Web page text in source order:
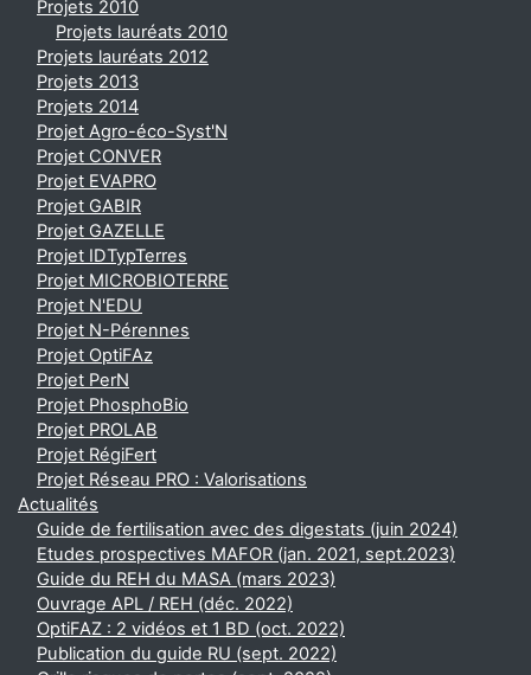
Projets 2010
Projets lauréats 2010
Projets lauréats 2012
Projets 2013
Projets 2014
Projet Agro-éco-Syst'N
Projet CONVER
Projet EVAPRO
Projet GABIR
Projet GAZELLE
Projet IDTypTerres
Projet MICROBIOTERRE
Projet N'EDU
Projet N-Pérennes
Projet OptiFAz
Projet PerN
Projet PhosphoBio
Projet PROLAB
Projet RégiFert
Projet Réseau PRO : Valorisations
Actualités
Guide de fertilisation avec des digestats (juin 2024)
Etudes prospectives MAFOR (jan. 2021, sept.2023)
Guide du REH du MASA (mars 2023)
Ouvrage APL / REH (déc. 2022)
OptiFAZ : 2 vidéos et 1 BD (oct. 2022)
Publication du guide RU (sept. 2022)